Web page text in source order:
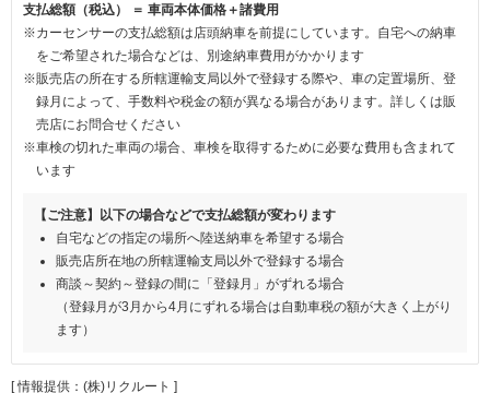
支払総額（税込） ＝ 車両本体価格＋諸費用
※カーセンサーの支払総額は店頭納車を前提にしています。自宅への納車
をご希望された場合などは、別途納車費用がかかります
※販売店の所在する所轄運輸支局以外で登録する際や、車の定置場所、登
録月によって、手数料や税金の額が異なる場合があります。詳しくは販
売店にお問合せください
※車検の切れた車両の場合、車検を取得するために必要な費用も含まれて
います
【ご注意】以下の場合などで支払総額が変わります
自宅などの指定の場所へ陸送納車を希望する場合
販売店所在地の所轄運輸支局以外で登録する場合
商談～契約～登録の間に「登録月」がずれる場合
（登録月が3月から4月にずれる場合は自動車税の額が大きく上がり
ます）
[ 情報提供：(株)リクルート ]